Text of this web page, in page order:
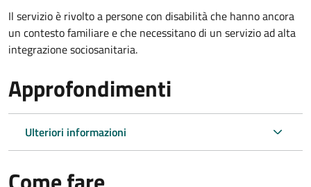
Il servizio è rivolto a persone con disabilità che hanno ancora
un contesto familiare e che necessitano di un servizio ad alta
integrazione sociosanitaria.
Approfondimenti
Ulteriori informazioni